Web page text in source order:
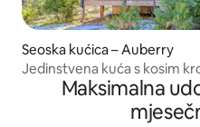
Seoska kućica – Auberry
Jedinstvena kuća s kosim
parkovaMaksimalna